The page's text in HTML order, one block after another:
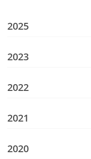
2025
2023
2022
2021
2020